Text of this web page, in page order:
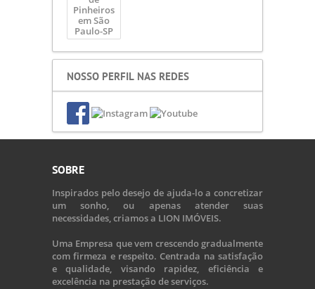
NOSSO PERFIL NAS REDES
SOBRE
Inspirados pelo desejo de ajuda-lo a concretizar
um sonho, ou apenas atender suas
necessidades, criamos a LION IMÓVEIS.
Uma Empresa que vem crescendo gradualmente
com firmeza e respeito. Centrada na satisfação
e qualidade, visando rapidez, eficiência e
excelência na prestação de serviços.